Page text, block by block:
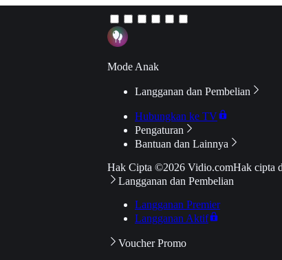
Mode Anak
Langganan dan Pembelian
Hubungkan ke TV
Pengaturan
Bantuan dan Lainnya
Hak Cipta ©2026 Vidio.comHak cipta
Langganan dan Pembelian
Langganan Premier
Langganan Aktif
Voucher Promo